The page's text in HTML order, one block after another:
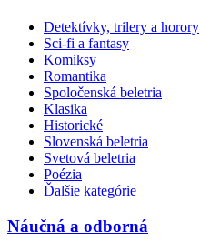
Detektívky, trilery a horory
Sci-fi a fantasy
Komiksy
Romantika
Spoločenská beletria
Klasika
Historické
Slovenská beletria
Svetová beletria
Poézia
Ďalšie kategórie
Náučná a odborná